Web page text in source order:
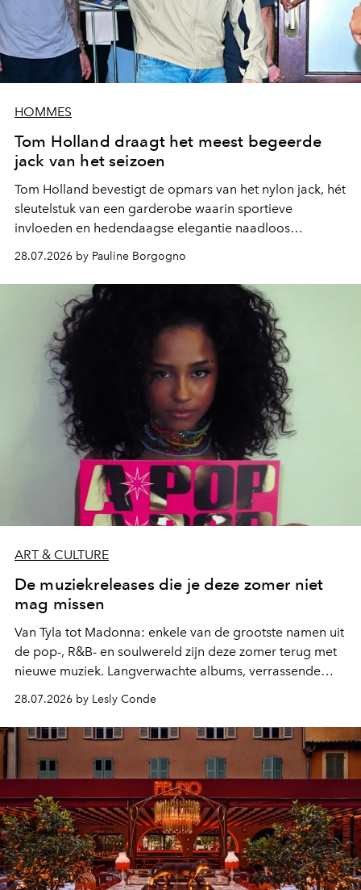
HOMMES
Tom Holland draagt het meest begeerde
jack van het seizoen
Tom Holland bevestigt de opmars van het nylon jack, hét
sleutelstuk van een garderobe waarin sportieve
invloeden en hedendaagse elegantie naadloos
samenkomen.
28.07.2026 by Pauline Borgogno
ART & CULTURE
De muziekreleases die je deze zomer niet
mag missen
Van Tyla tot Madonna: enkele van de grootste namen uit
de pop-, R&B- en soulwereld zijn deze zomer terug met
nieuwe muziek. Langverwachte albums, verrassende
comebacks en veelbelovende nieuwe projecten: dit zijn
de releases die je niet mag missen.
28.07.2026 by Lesly Conde